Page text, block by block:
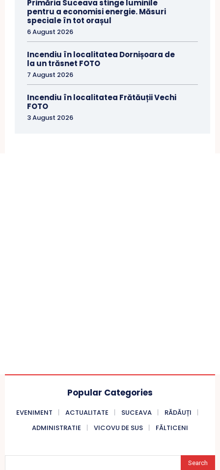
Primăria Suceava stinge luminile
pentru a economisi energie. Măsuri
speciale în tot orașul
6 August 2026
Incendiu în localitatea Dornișoara de
la un trăsnet FOTO
7 August 2026
Incendiu în localitatea Frătăuții Vechi
FOTO
3 August 2026
Popular Categories
EVENIMENT ACTUALITATE SUCEAVA
RĂDĂUȚI
ADMINISTRATIE
VICOVU DE SUS FĂLTICENI
Search